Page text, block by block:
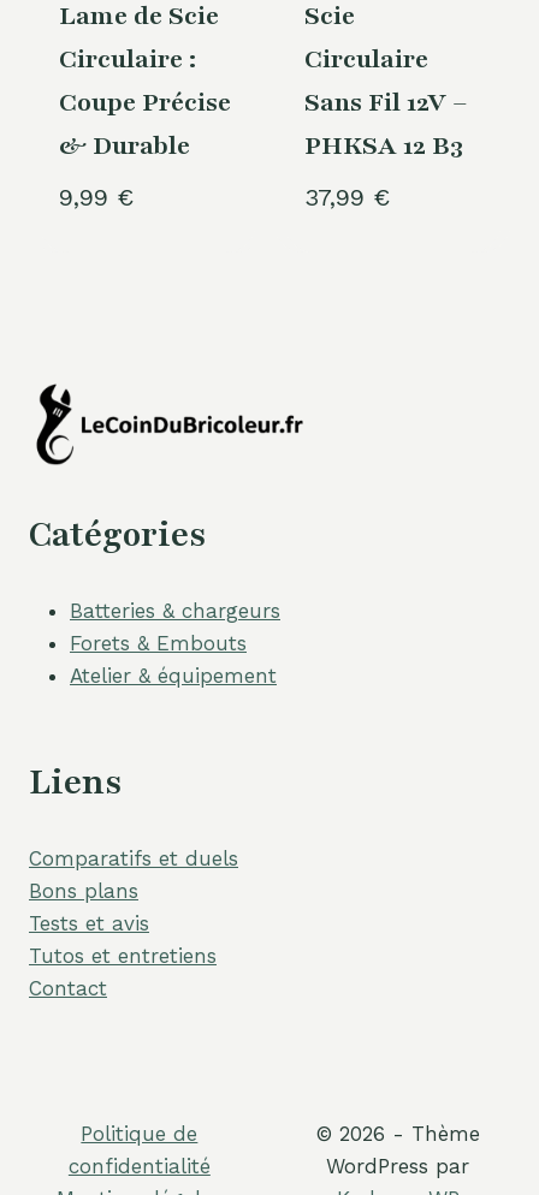
Lame de Scie
Circulaire :
Coupe Précise
& Durable
9,99 €
Scie
Circulaire
Sans Fil 12V –
PHKSA 12 B3
37,99 €
Catégories
Batteries & chargeurs
Forets & Embouts
Atelier & équipement
Liens
Comparatifs et duels
Bons plans
Tests et avis
Tutos et entretiens
Contact
Politique de
confidentialité
© 2026 - Thème
WordPress par